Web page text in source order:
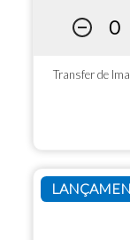
Transfer de